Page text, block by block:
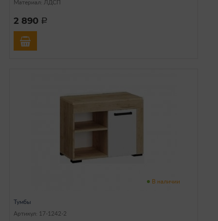
Материал: ЛДСП
2 890 a
В наличии
Тумбы
Артикул: 17-1242-2